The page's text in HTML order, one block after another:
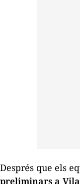
Després que els
preliminars a